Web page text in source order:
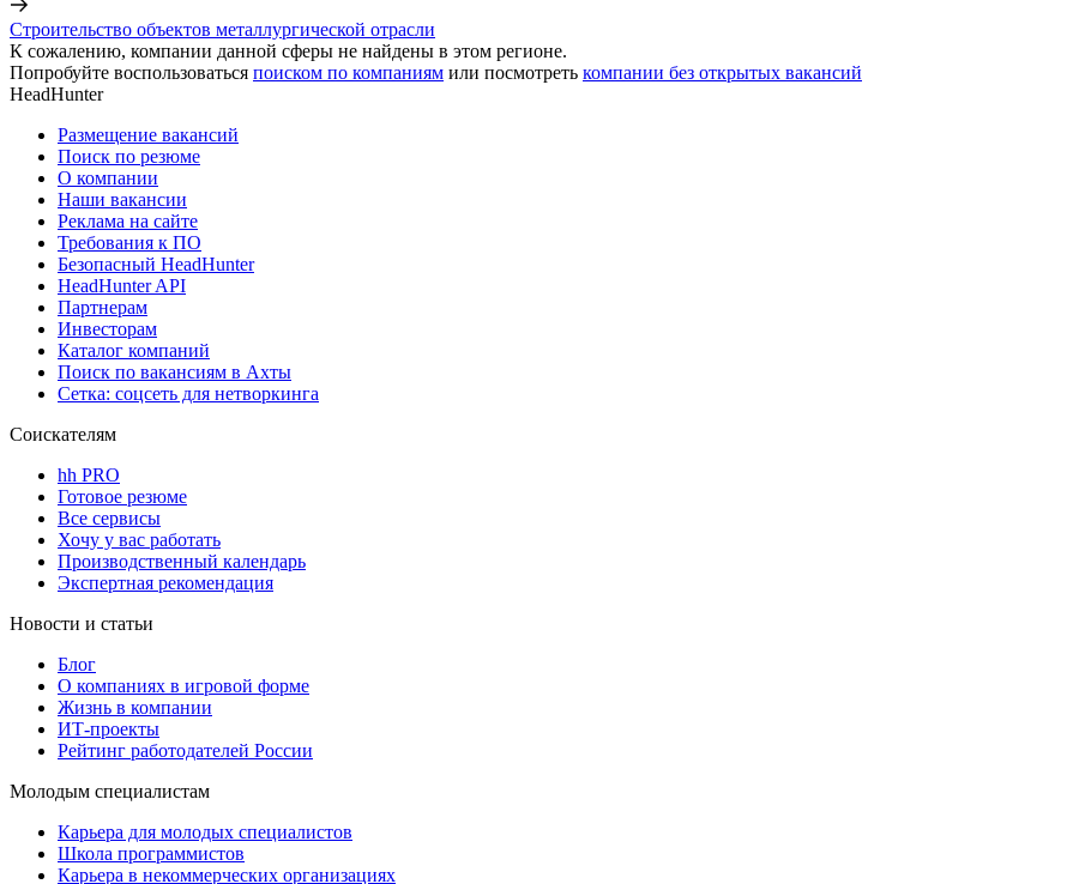
Строительство объектов металлургической отрасли
К сожалению, компании данной сферы не найдены в этом регионе.
Попробуйте воспользоваться поиском по компаниям или посмотреть компании без открытых вакансий
HeadHunter
Размещение вакансий
Поиск по резюме
О компании
Наши вакансии
Реклама на сайте
Требования к ПО
Безопасный HeadHunter
HeadHunter API
Партнерам
Инвесторам
Каталог компаний
Поиск по вакансиям в Ахты
Сетка: соцсеть для нетворкинга
Соискателям
hh PRO
Готовое резюме
Все сервисы
Хочу у вас работать
Производственный календарь
Экспертная рекомендация
Новости и статьи
Блог
О компаниях в игровой форме
Жизнь в компании
ИТ-проекты
Рейтинг работодателей России
Молодым специалистам
Карьера для молодых специалистов
Школа программистов
Карьера в некоммерческих организациях